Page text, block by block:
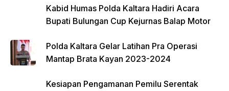
Kabid Humas Polda Kaltara Hadiri Acara
Bupati Bulungan Cup Kejurnas Balap Motor
Polda Kaltara Gelar Latihan Pra Operasi
Mantap Brata Kayan 2023-2024
Kesiapan Pengamanan Pemilu Serentak